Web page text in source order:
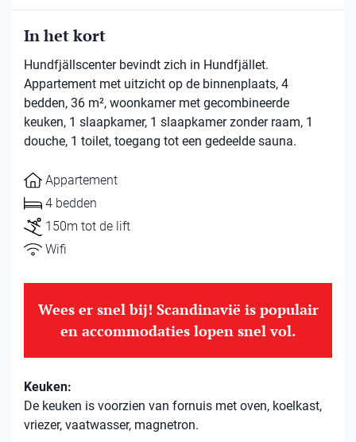
In het kort
Hundfjällscenter bevindt zich in Hundfjället.
Appartement met uitzicht op de binnenplaats, 4
bedden, 36 m², woonkamer met gecombineerde
keuken, 1 slaapkamer, 1 slaapkamer zonder raam, 1
douche, 1 toilet, toegang tot een gedeelde sauna.
Appartement
4 bedden
150m tot de lift
Wifi
Wees er snel bij! Scandinavië is populair
en accommodaties lopen snel vol.
Keuken:
De keuken is voorzien van fornuis met oven, koelkast,
vriezer, vaatwasser, magnetron.